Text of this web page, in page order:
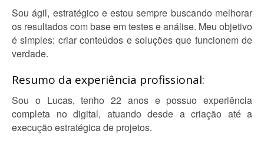
Sou ágil, estratégico e estou sempre buscando melhorar
os resultados com base em testes e análise. Meu objetivo
é simples: criar conteúdos e soluções que funcionem de
verdade.
Resumo da experiência profissional:
Sou o Lucas, tenho 22 anos e possuo experiência
completa no digital, atuando desde a criação até a
execução estratégica de projetos.